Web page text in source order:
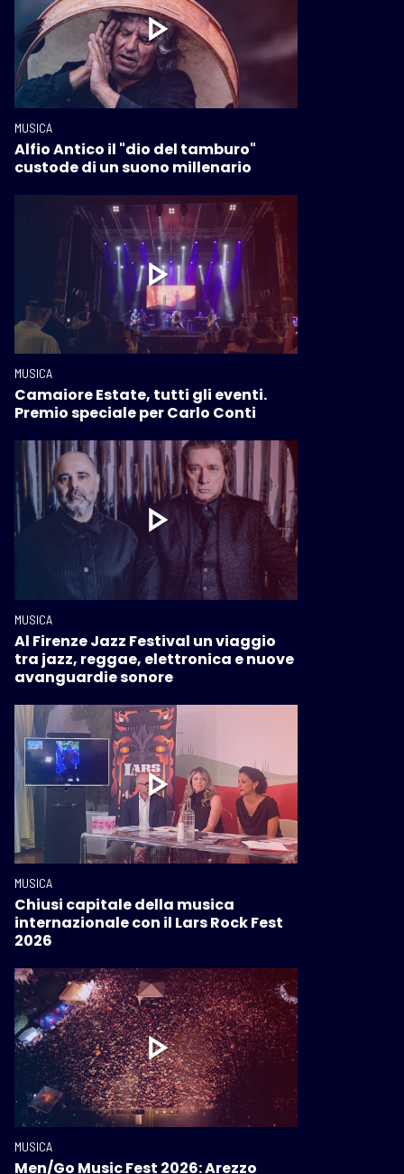
MUSICA
Alfio Antico il "dio del tamburo"
custode di un suono millenario
MUSICA
Camaiore Estate, tutti gli eventi.
Premio speciale per Carlo Conti
MUSICA
Al Firenze Jazz Festival un viaggio
tra jazz, reggae, elettronica e nuove
avanguardie sonore
MUSICA
Chiusi capitale della musica
internazionale con il Lars Rock Fest
2026
MUSICA
Men/Go Music Fest 2026: Arezzo